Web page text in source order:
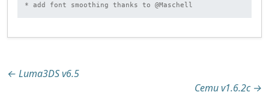
* add font smoothing thanks to @Maschell
Beitragsnavigation
← Luma3DS v6.5
Cemu v1.6.2c →